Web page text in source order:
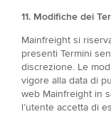
11. Modifiche dei
Mainfreight si
presenti Termini
discrezione. Le
vigore alla data di
web Mainfreight in
l’utente accetta di